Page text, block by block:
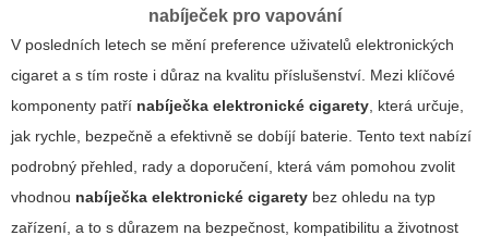
nabíječek pro vapování
V posledních letech se mění preference uživatelů elektronických
cigaret a s tím roste i důraz na kvalitu příslušenství. Mezi klíčové
komponenty patří nabíječka elektronické cigarety, která určuje,
jak rychle, bezpečně a efektivně se dobíjí baterie. Tento text nabízí
podrobný přehled, rady a doporučení, která vám pomohou zvolit
vhodnou nabíječka elektronické cigarety bez ohledu na typ
zařízení, a to s důrazem na bezpečnost, kompatibilitu a životnost